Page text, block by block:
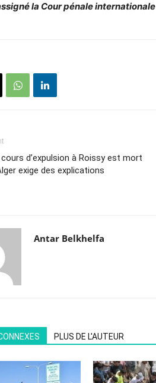
la Cour pénale internationale
cours d’expulsion à Roissy est mort
exige des explications
Antar Belkhelfa
PLUS DE L'AUTEUR